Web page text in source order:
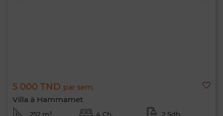
5 000 TND par sem.
Villa à Hammamet
252 m² 4 Ch. 2 Sdb.